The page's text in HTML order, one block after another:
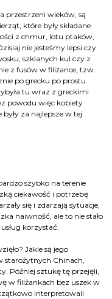
przestrzeni wieków, są
które były składane
z chmur, lotu ptaków,
nie jesteśmy lepsi czy
szklanych kul czy z
z fusów w filiżance, tzw.
po grecku po prostu
tu wraz z greckimi
powodu więc kobiety
za najlepsze w tej
szybko na terenie
ciekawość i potrzebę
się i zdarzają sytuacje,
naiwność, ale to nie stało
korzystać.
Jakie są jego
starożytnych Chinach,
Później sztukę tę przejęli,
w filiżankach bez uszek w
interpretowali